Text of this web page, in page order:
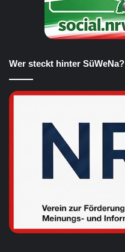
Wer steckt hinter SüWeNa?